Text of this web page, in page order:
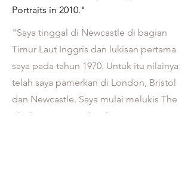
Portraits in 2010."
"Saya tinggal di Newcastle di bagian
Timur Laut Inggris dan lukisan pertama
saya pada tahun 1970. Untuk itu nilainya
telah saya pamerkan di London, Bristol
dan Newcastle. Saya mulai melukis The
Black Portraits pada tahun 2010."